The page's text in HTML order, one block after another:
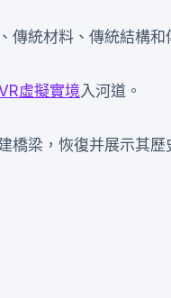
傳統材料、傳統結構和
虛擬實境 入河道。
橋梁，恢復并展示其歷